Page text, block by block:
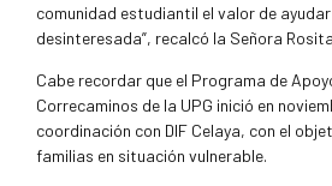
comunidad estudiantil el valor de
desinteresada”, recalcó la Señora
Cabe recordar que el Programa de
Correcaminos de la UPG inició en
coordinación con DIF Celaya, con el
familias en situación vulnerable.